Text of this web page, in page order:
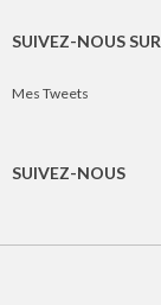
SUIVEZ-NOUS
Mes Tweets
SUIVEZ-NOUS